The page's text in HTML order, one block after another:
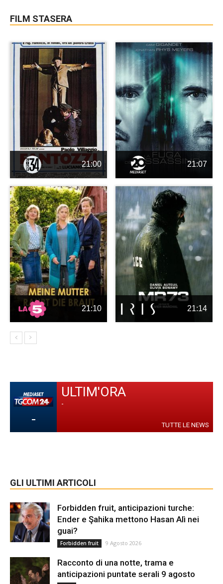
FILM STASERA
21:00 21:07
21:10 21:14
-
ULTIM'ORA
-
TUTTE LE NEWS
GLI ULTIMI ARTICOLI
Forbidden fruit, anticipazioni turche:
Ender e Şahika mettono Hasan Alì nei
guai?
Forbidden fruit 9 Agosto 2026
Racconto di una notte, trama e
anticipazioni puntate serali 9 agosto